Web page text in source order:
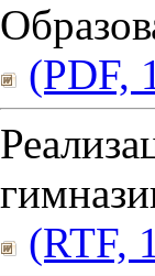
(PDF,
(RTF,